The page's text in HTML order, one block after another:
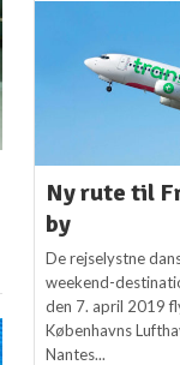
Ny rute til
by
De rejselystne
weekend-
den 7. april 2019
Københavns
Nantes...